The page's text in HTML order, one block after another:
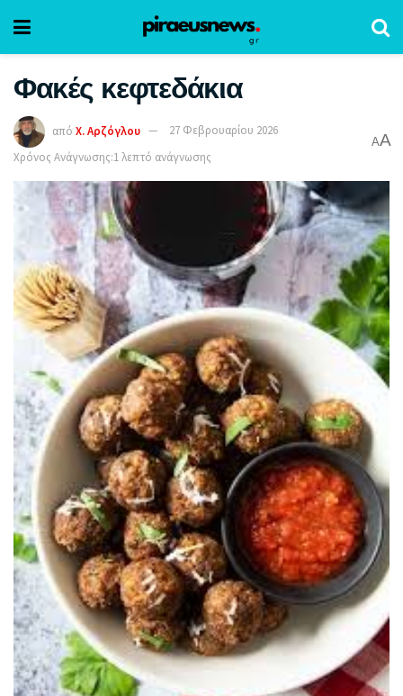
Φακές κεφτεδάκια
από Χ. Αρζόγλου
27 Φεβρουαρίου 2026
Χρόνος Ανάγνωσης:1 λεπτό ανάγνωσης
AA